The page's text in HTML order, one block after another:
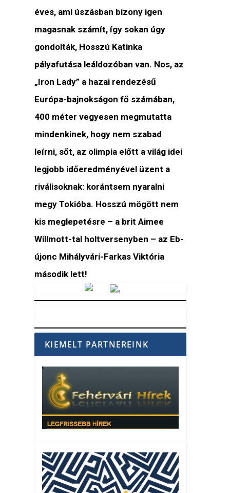
éves, ami úszásban bizony igen
magasnak számít, így sokan úgy
gondolták, Hosszú Katinka
pályafutása leáldozóban van. Nos, az
„Iron Lady” a hazai rendezésű
Európa-bajnokságon fő számában,
400 méter vegyesen megmutatta
mindenkinek, hogy nem szabad
leírni, sőt, az olimpia előtt a világ idei
legjobb időeredményével üzent a
riválisoknak: korántsem nyaralni
megy Tokióba. Hosszú mögött nem
kis meglepetésre – a brit Aimee
Willmott-tal holtversenyben – az Eb-
újonc Mihályvári-Farkas Viktória
második lett!
KIEMELT PARTNEREINK